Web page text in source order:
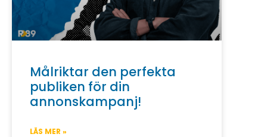
Målriktar den perfekta
publiken för din
annonskampanj!
LÄS MER »